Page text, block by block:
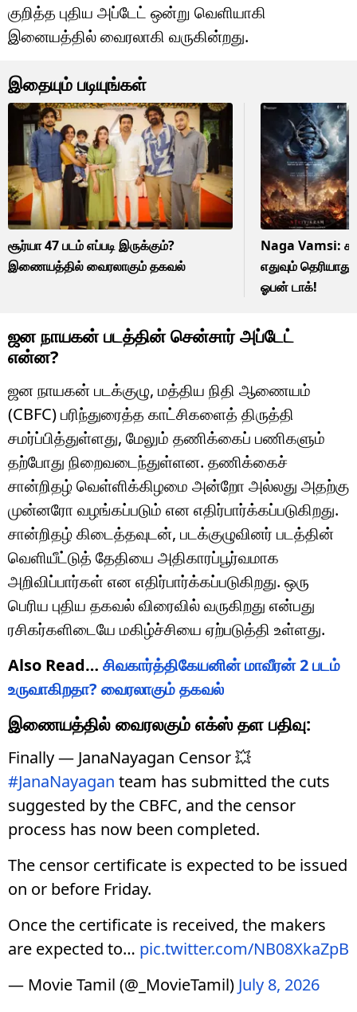
குறித்த புதிய அப்டேட் ஒன்று வெளியாகி
இனையத்தில் வைரலாகி வருகின்றது.
இதையும் படியுங்கள்
சூர்யா 47 படம் எப்படி இருக்கும்?
இணையத்தில் வைரலாகும் தகவல்
Naga Vamsi:
எதுவும்
ஓபன் டாக்!
ஜன நாயகன் படத்தின் சென்சார் அப்டேட்
என்ன?
ஜன நாயகன் படக்குழு, மத்திய நிதி ஆணையம்
(CBFC) பரிந்துரைத்த காட்சிகளைத் திருத்தி
சமர்ப்பித்துள்ளது, மேலும் தணிக்கைப் பணிகளும்
தற்போது நிறைவடைந்துள்ளன. தணிக்கைச்
சான்றிதழ் வெள்ளிக்கிழமை அன்றோ அல்லது அதற்கு
முன்னரோ வழங்கப்படும் என எதிர்பார்க்கப்படுகிறது.
சான்றிதழ் கிடைத்தவுடன், படக்குழுவினர் படத்தின்
வெளியீட்டுத் தேதியை அதிகாரப்பூர்வமாக
அறிவிப்பார்கள் என எதிர்பார்க்கப்படுகிறது. ஒரு
பெரிய புதிய தகவல் விரைவில் வருகிறது என்பது
ரசிகர்களிடையே மகிழ்ச்சியை ஏற்படுத்தி உள்ளது.
Also Read… சிவகார்த்திகேயனின் மாவீரன் 2 படம்
உருவாகிறதா? வைரலாகும் தகவல்
இணையத்தில் வைரலகும் எக்ஸ் தள பதிவு:
Finally — JanaNayagan Censor 💥
#JanaNayagan team has submitted the cuts
suggested by the CBFC, and the censor
process has now been completed.
The censor certificate is expected to be issued
on or before Friday.
Once the certificate is received, the makers
are expected to… pic.twitter.com/NB08XkaZpB
— Movie Tamil (@_MovieTamil) July 8, 2026